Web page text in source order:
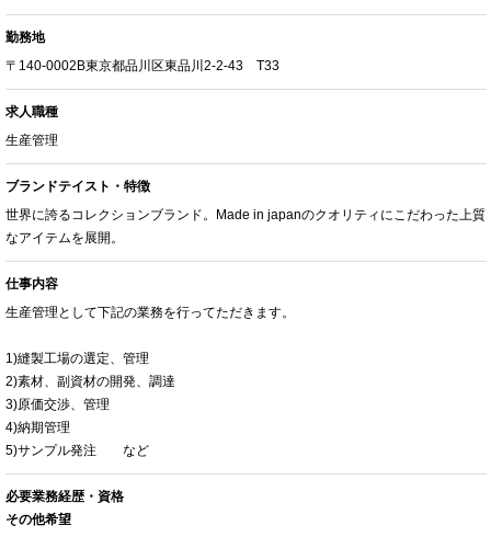
勤務地
〒140-0002B東京都品川区東品川2-2-43 T33
求人職種
生産管理
ブランドテイスト・特徴
世界に誇るコレクションブランド。Made in japanのクオリティにこだわった上質
なアイテムを展開。
仕事内容
生産管理として下記の業務を行ってただきます。
1)縫製工場の選定、管理
2)素材、副資材の開発、調達
3)原価交渉、管理
4)納期管理
5)サンプル発注 など
必要業務経歴・資格
その他希望